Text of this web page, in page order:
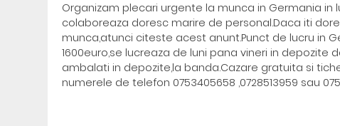
Organizam plecari urgente la munca in Germania in
colaboreaza doresc marire de personal.Daca iti
munca,atunci citeste acest anunt.Punct de lucru in
1600euro,se lucreaza de luni pana vineri in
ambalati in depozite,la banda.Cazare gratuita si
numerele de telefon 0753405658 ,0728513959 sau